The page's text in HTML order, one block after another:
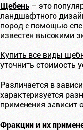
Щебень – это
ландшафтного
пород с помощью
известен высокими
Купить все виды
уточнить стоимость
Различается в
характеризуется
применения зависит
Фракции и их